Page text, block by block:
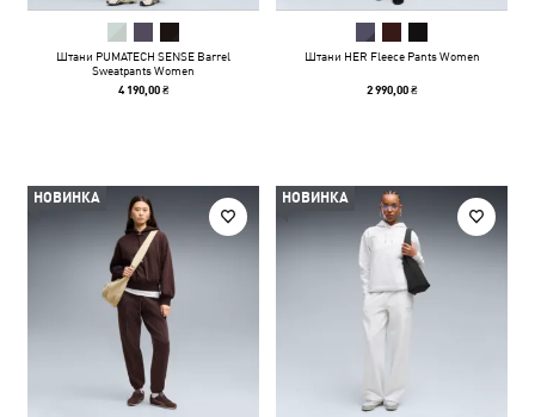
Штани PUMATECH SENSE Barrel
Sweatpants Women
4 190,00 ₴
Штани HER Fleece Pants Women
2 990,00 ₴
НОВИНКА НОВИНКА